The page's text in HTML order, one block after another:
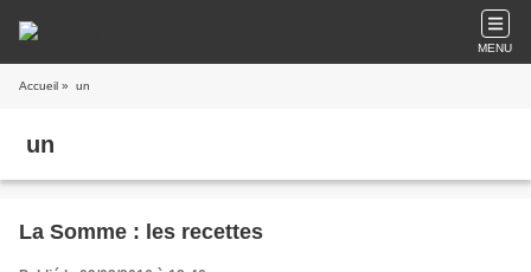
MENU
Accueil » un
un
La Somme : les recettes